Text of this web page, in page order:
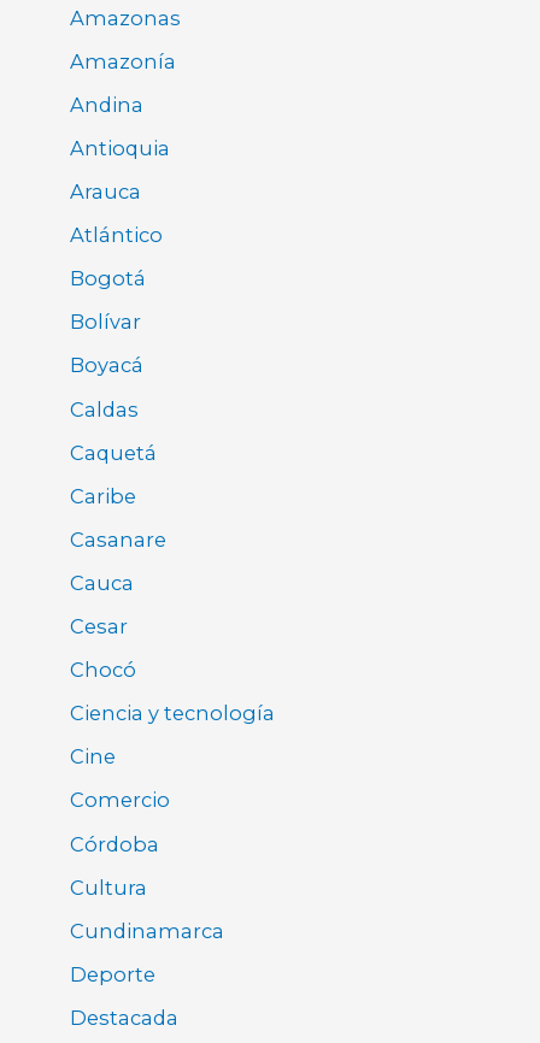
Amazonas
Amazonía
Andina
Antioquia
Arauca
Atlántico
Bogotá
Bolívar
Boyacá
Caldas
Caquetá
Caribe
Casanare
Cauca
Cesar
Chocó
Ciencia y tecnología
Cine
Comercio
Córdoba
Cultura
Cundinamarca
Deporte
Destacada